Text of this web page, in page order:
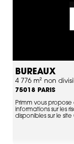
BUREAUX
4 776 m² non
75018 PARIS
Primm vous
informations sur les
disponibles sur le